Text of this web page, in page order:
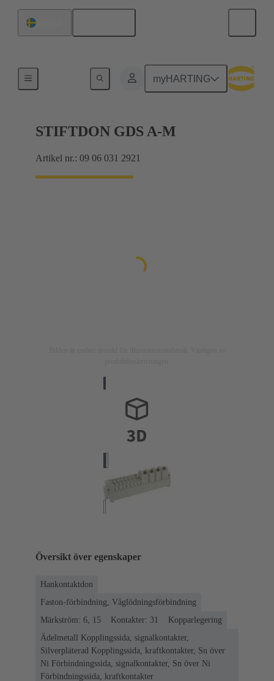
myHARTING
Förbindning moderkort till dotterkort
STIFTDON GDS A-M
Artikel nr.: 09 06 031 2921
Översikt över egenskaper
Hankontaktdon
Faston-förbindning, Våglödningsförbindning
Märkström: 6, 15
Kontakter: 31
Kopparlegering
Ädelmetall Kopplingssida, signalkontakter,
Silverpläterad Kopplingssida, kraftkontakter, Sn över
Ni Förbindningssida, signalkontakter, Sn över Ni
Förbindningssida, kraftkontakter